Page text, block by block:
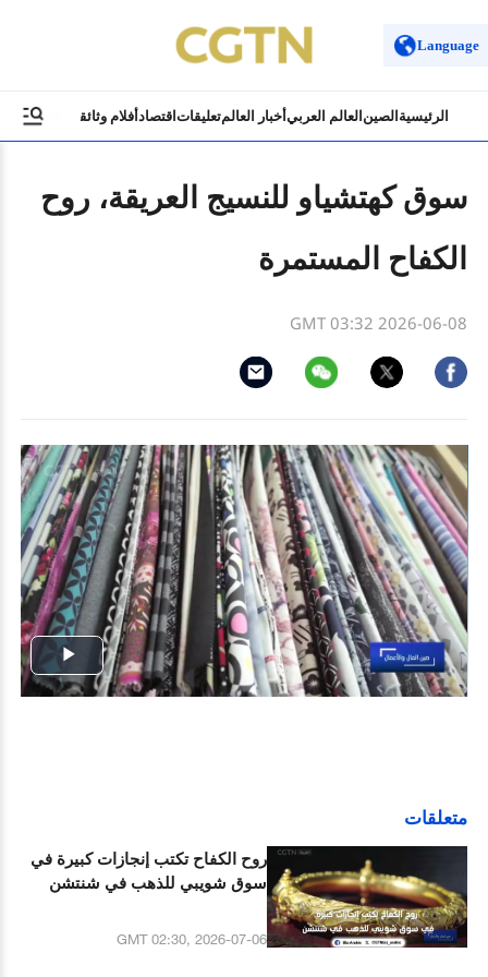
Language
الرئيسية الصين العالم العربيأخبار العالمتعليقات اقتصادأفلام وثائقية ثقافة
سوق كهتشياو للنسيج العريقة، روح
الكفاح المستمرة
GMT 03:32 2026-06-08
Play
متعلقات
روح الكفاح تكتب إنجازات كبيرة في
سوق شويبي للذهب في شنتشن
GMT 02:30, 2026-07-06